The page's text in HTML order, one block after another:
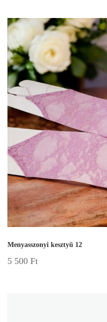
Menyasszonyi kesztyű 12
5 500 Ft